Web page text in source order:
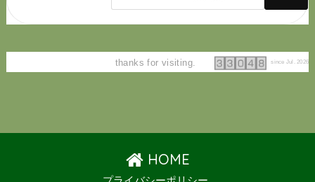
thanks for visiting. since Jul. 2026
HOME